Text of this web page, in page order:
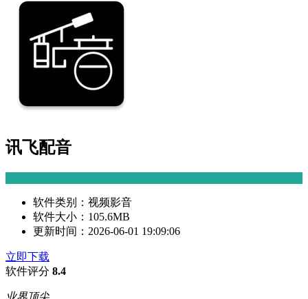
讯飞配音
软件类别： 视频影音
软件大小： 105.6MB
更新时间： 2026-06-01 19:09:06
立即下载
软件评分 8.4
业界顶尖